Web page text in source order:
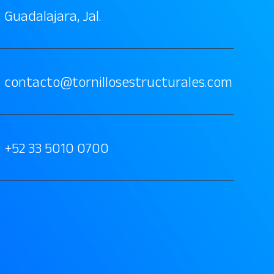
Guadalajara, Jal.
contacto@tornillosestructurales.com
+52 33 5010 0700